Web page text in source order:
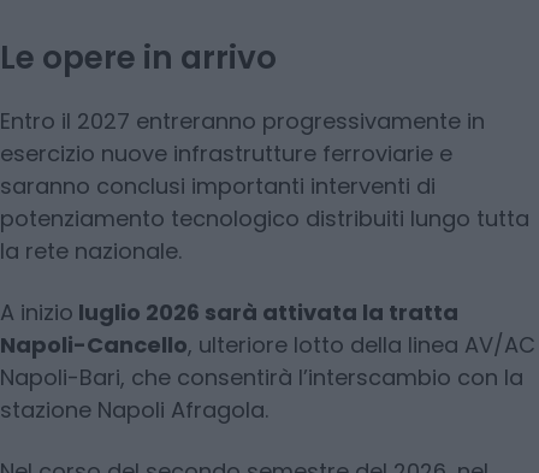
Le opere in arrivo
Entro il 2027 entreranno progressivamente in
esercizio nuove infrastrutture ferroviarie e
saranno conclusi importanti interventi di
potenziamento tecnologico distribuiti lungo tutta
la rete nazionale.
A inizio luglio 2026 sarà attivata la tratta
Napoli-Cancello, ulteriore lotto della linea AV/AC
Napoli-Bari, che consentirà l’interscambio con la
stazione Napoli Afragola.